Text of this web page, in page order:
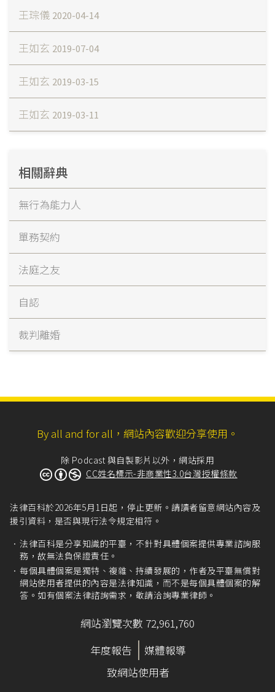
王琮儀 2020-04-14
王如玄 2019-07-04
王如玄 2019-03-15
王如玄 2019-03-11
相關辭典
無行為能力人
單務契約
法庭之友
自認
裁判離婚
By all and for all，網站內容歡迎分享使用。
除 Podcast 與自製影片以外，網站採用
CC姓名標示-非商業性3.0台灣授權條款
法律百科於2026年5月1日起，停止更新。請讀者留意網站內容及
援引資料，是否與現行法令規定相符。
法律百科是分享知識的平臺，不針對具體個案提供專業諮詢服
務，故無法負保證責任。
每個具體個案是獨特、複雜、持續發展的，作者及平臺無償對
網站使用者提供的內容是法律知識，而不是每個具體個案的解
答。如有個案法律諮詢需求，敬請洽詢專業律師。
網站瀏覽次數 72,961,760
年度報告
媒體報導
致網站使用者